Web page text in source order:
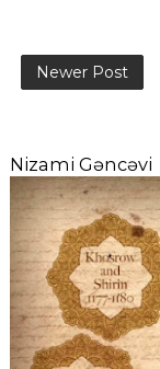
Newer Post
Nizami Gəncəvi